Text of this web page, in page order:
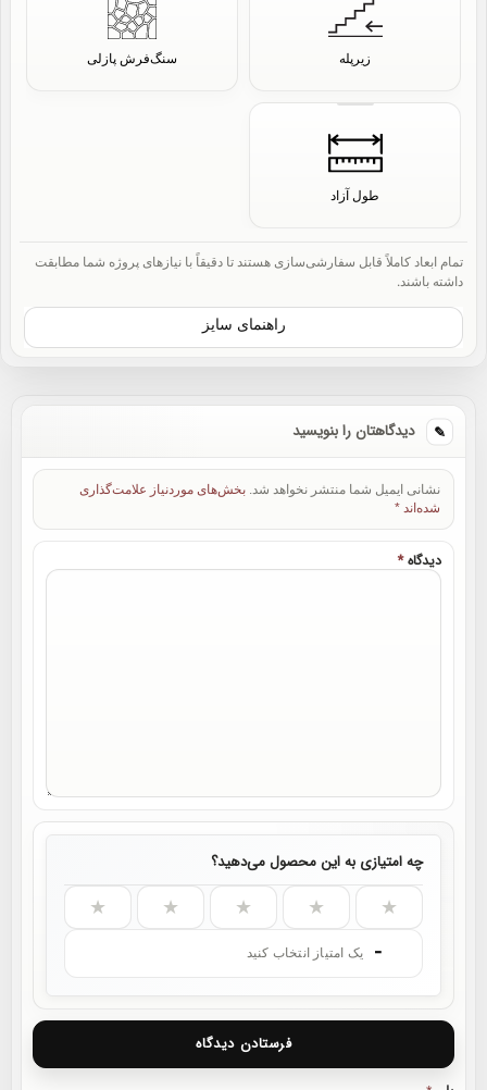
زیرپله سنگ‌فرش پازلی
طول آزاد
تمام ابعاد کاملاً قابل سفارشی‌سازی هستند تا دقیقاً با نیازهای پروژه شما مطابقت
داشته باشند.
راهنمای سایز
دیدگاهتان را بنویسید
نشانی ایمیل شما منتشر نخواهد شد. بخش‌های موردنیاز علامت‌گذاری
شده‌اند *
دیدگاه*
چه امتیازی به این محصول می‌دهید؟
★
★
★
★
★
- یک امتیاز انتخاب کنید